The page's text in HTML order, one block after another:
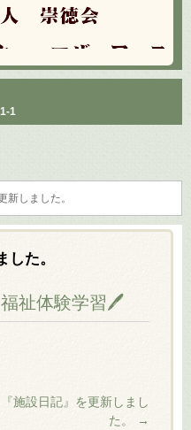
1
新しました。
した。
福祉体験学習🖊️
『施設日記』を更新しまし
た。
→